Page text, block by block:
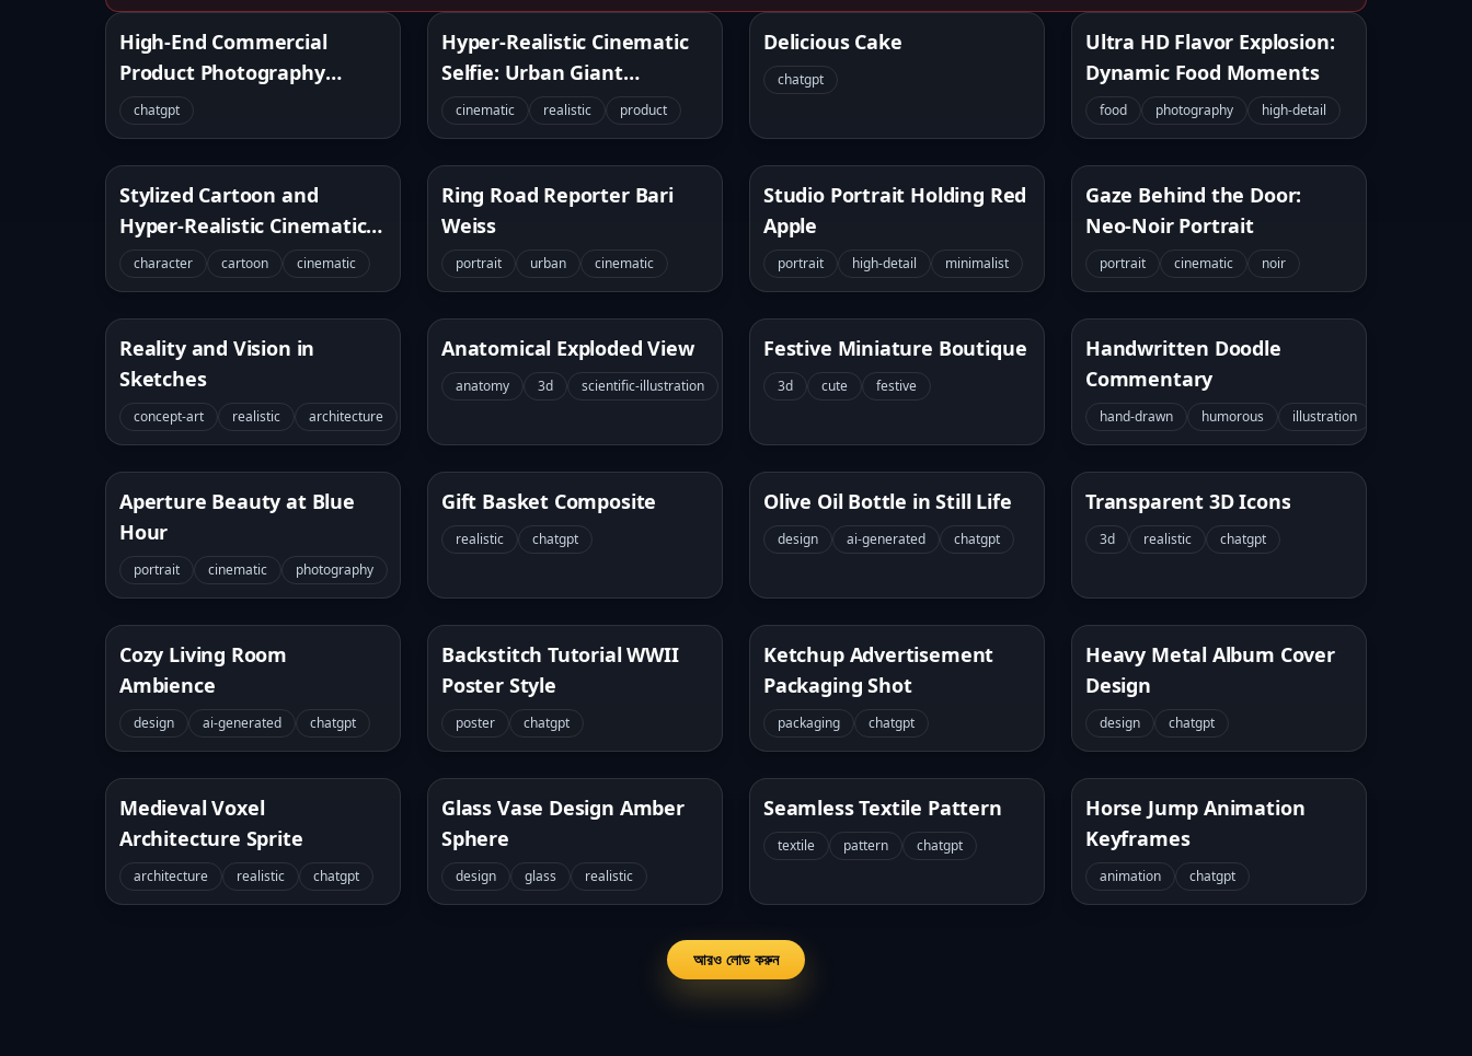
Banana Prompts Image Gallery
High-End Commercial
Product Photography
Close-Up
chatgpt
Hyper-Realistic Cinematic
Selfie: Urban Giant
Perspective
cinematic realistic product
Delicious Cake
chatgpt
Ultra HD Flavor Explosion:
Dynamic Food Moments
food photography high-detail
Stylized Cartoon and
Hyper-Realistic Cinematic
Split Portrait
character cartoon cinematic
Ring Road Reporter Bari
Weiss
portrait urban cinematic
Studio Portrait Holding Red
Apple
portrait high-detail minimalist
Gaze Behind the Door:
Neo-Noir Portrait
portrait cinematic noir
Reality and Vision in
Sketches
concept-art realistic architecture
Anatomical Exploded View
anatomy 3d scientific-illustration
Festive Miniature Boutique
3d cute festive
Handwritten Doodle
Commentary
hand-drawn humorous illustration
Aperture Beauty at Blue
Hour
portrait cinematic photography
Gift Basket Composite
realistic chatgpt
Olive Oil Bottle in Still Life
design ai-generated chatgpt
Transparent 3D Icons
3d realistic chatgpt
Cozy Living Room
Ambience
design ai-generated chatgpt
Backstitch Tutorial WWII
Poster Style
poster chatgpt
Ketchup Advertisement
Packaging Shot
packaging chatgpt
Heavy Metal Album Cover
Design
design chatgpt
Medieval Voxel
Architecture Sprite
architecture realistic chatgpt
Glass Vase Design Amber
Sphere
design glass realistic
Seamless Textile Pattern
textile pattern chatgpt
Horse Jump Animation
Keyframes
animation chatgpt
আরও লোড করুন